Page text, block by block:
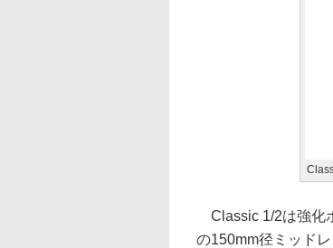
Classic 1/2は強化
の150mm径ミッド